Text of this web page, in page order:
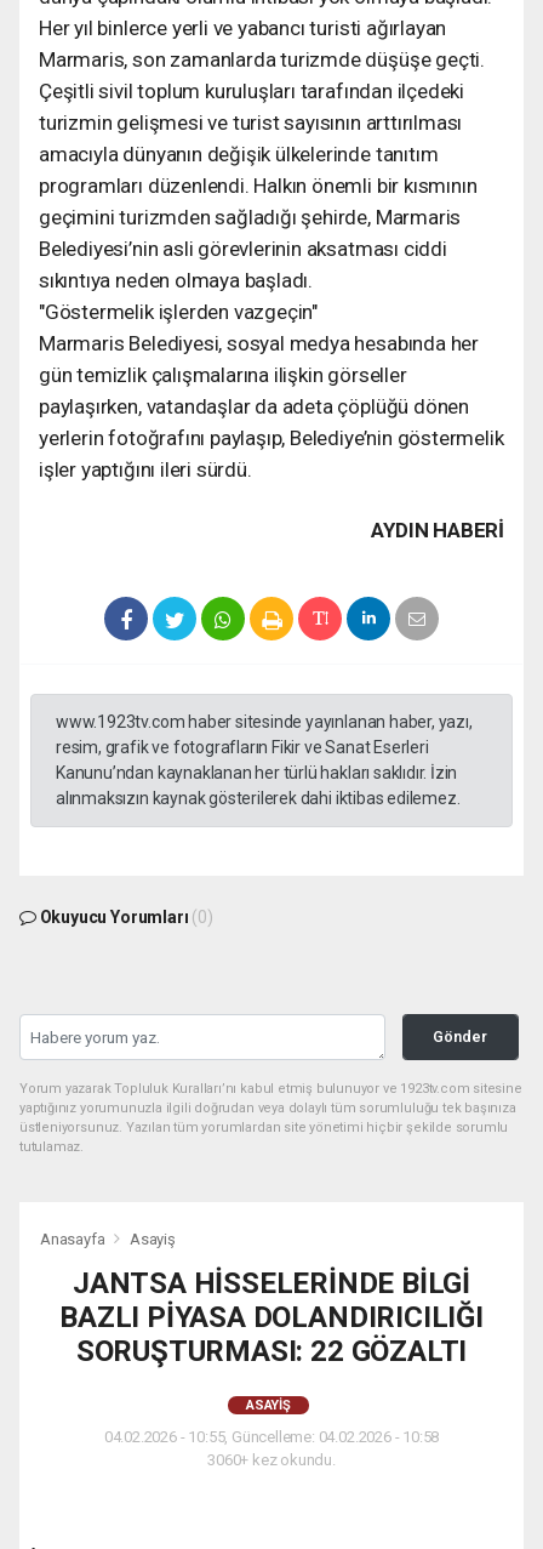
Her yıl binlerce yerli ve yabancı turisti ağırlayan
Marmaris, son zamanlarda turizmde düşüşe geçti.
Çeşitli sivil toplum kuruluşları tarafından ilçedeki
turizmin gelişmesi ve turist sayısının arttırılması
amacıyla dünyanın değişik ülkelerinde tanıtım
programları düzenlendi. Halkın önemli bir kısmının
geçimini turizmden sağladığı şehirde, Marmaris
Belediyesi’nin asli görevlerinin aksatması ciddi
sıkıntıya neden olmaya başladı.
"Göstermelik işlerden vazgeçin"
Marmaris Belediyesi, sosyal medya hesabında her
gün temizlik çalışmalarına ilişkin görseller
paylaşırken, vatandaşlar da adeta çöplüğü dönen
yerlerin fotoğrafını paylaşıp, Belediye’nin göstermelik
işler yaptığını ileri sürdü.
AYDIN HABERİ
www.1923tv.com haber sitesinde yayınlanan haber, yazı,
resim, grafik ve fotografların Fikir ve Sanat Eserleri
Kanunu’ndan kaynaklanan her türlü hakları saklıdır. İzin
alınmaksızın kaynak gösterilerek dahi iktibas edilemez.
Okuyucu Yorumları (0)
Gönder
Yorum yazarak Topluluk Kuralları’nı kabul etmiş bulunuyor ve 1923tv.com sitesine
yaptığınız yorumunuzla ilgili doğrudan veya dolaylı tüm sorumluluğu tek başınıza
üstleniyorsunuz. Yazılan tüm yorumlardan site yönetimi hiçbir şekilde sorumlu
tutulamaz.
Anasayfa Asayiş
JANTSA HİSSELERİNDE BİLGİ
BAZLI PİYASA DOLANDIRICILIĞI
SORUŞTURMASI: 22 GÖZALTI
ASAYIŞ
04.02.2026 - 10:55, Güncelleme: 04.02.2026 - 10:58
3060+ kez okundu.